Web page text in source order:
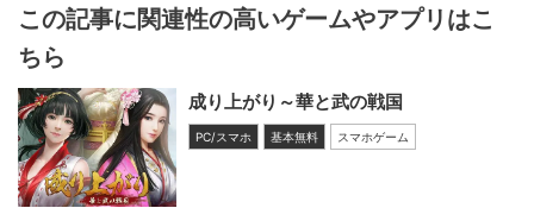
この記事に関連性の高いゲームやアプリはこ
ちら
成り上がり～華と武の戦国
PC/スマホ 基本無料 スマホゲーム